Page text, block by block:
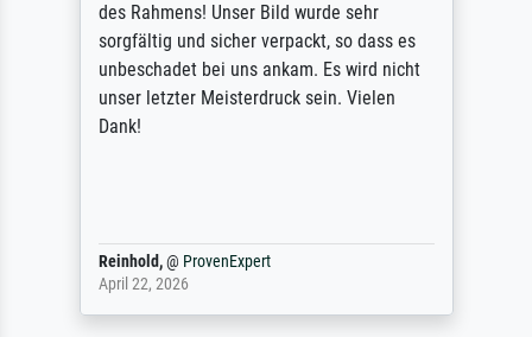
des Rahmens! Unser Bild wurde sehr
sorgfältig und sicher verpackt, so dass es
unbeschadet bei uns ankam. Es wird nicht
unser letzter Meisterdruck sein. Vielen
Dank!
Reinhold,@ ProvenExpert
April 22, 2026